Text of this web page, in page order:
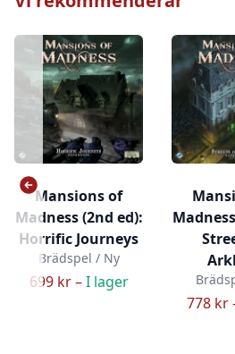
Mansions of
Madness (2nd ed):
Horrific Journeys
Brädspel / Ny
699 kr –I lager
778 kr